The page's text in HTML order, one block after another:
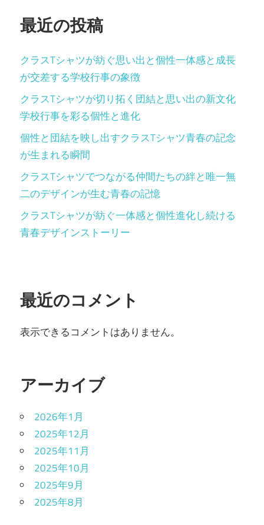
最近の投稿
クラスTシャツが紡ぐ思い出と個性一体感と成長
が交差する学校行事の象徴
クラスTシャツが切り拓く団結と思い出の新文化
学校行事を彩る個性と進化
個性と団結を映し出すクラスTシャツ青春の記念
が生まれる瞬間
クラスTシャツでつながる仲間たちの絆と唯一無
二のデザインが生む青春の記憶
クラスTシャツが紡ぐ一体感と個性進化し続ける
青春デザインストーリー
最近のコメント
表示できるコメントはありません。
アーカイブ
2026年1月
2025年12月
2025年11月
2025年10月
2025年9月
2025年8月